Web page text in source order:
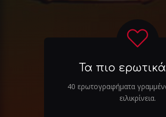
Τα πιο
40 ερωτογραφήματα
ειλικρίνεια.